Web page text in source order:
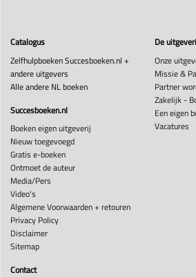
Catalogus
Zelfhulpboeken Succesboeken.nl +
andere uitgevers
Alle andere NL boeken
Succesboeken.nl
Boeken eigen uitgeverij
Nieuw toegevoegd
Gratis e-boeken
Ontmoet de auteur
Media/Pers
Video's
Algemene Voorwaarden + retouren
Privacy Policy
Disclaimer
Sitemap
De
Onze
Missie &
Partner
Zakelijk -
Een eigen
Vacatures
Contact